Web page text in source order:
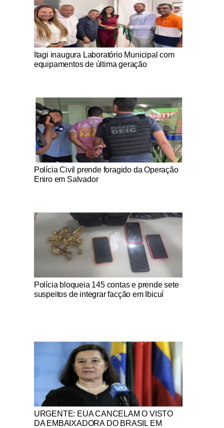
Notícias Católicas
Itagi inaugura Laboratório Municipal com
equipamentos de última geração
Notícias Católicas
Polícia Civil prende foragido da Operação
Eniro em Salvador
Notícias Católicas
Polícia bloqueia 145 contas e prende sete
suspeitos de integrar facção em Ibicuí
Notícias Católicas
URGENTE: EUA CANCELAM O VISTO
DA EMBAIXADORA DO BRASIL EM